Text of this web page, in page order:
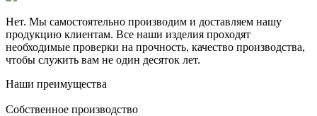
Нет. Мы самостоятельно производим и доставляем нашу
продукцию клиентам. Все наши изделия проходят
необходимые проверки на прочность, качество производства,
чтобы служить вам не один десяток лет.
Наши преимущества
Собственное производство